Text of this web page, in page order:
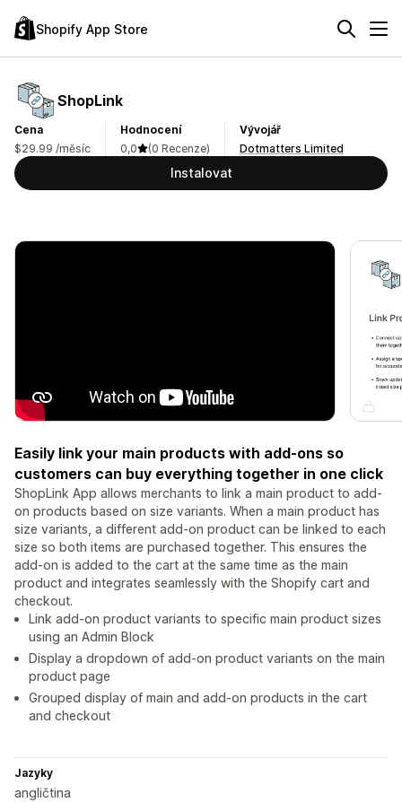
Shopify App Store
ShopLink
Cena
$29.99 /měsíc
Hodnocení
0,0
(0 Recenze)
Vývojář
Dotmatters Limited
Instalovat
Easily link your main products with add-ons so
customers can buy everything together in one click
ShopLink App allows merchants to link a main product to add-
on products based on size variants. When a main product has
size variants, a different add-on product can be linked to each
size so both items are purchased together. This ensures the
add-on is added to the cart at the same time as the main
product and integrates seamlessly with the Shopify cart and
checkout.
Link add-on product variants to specific main product sizes
using an Admin Block
Display a dropdown of add-on product variants on the main
product page
Grouped display of main and add-on products in the cart
and checkout
Jazyky
angličtina